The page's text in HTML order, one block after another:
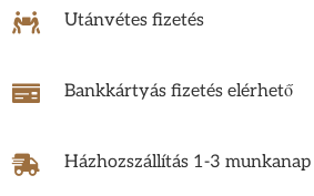
 Utánvétes fizetés
 Bankkártyás fizetés elérhető
 Házhozszállítás 1-3 munkanap